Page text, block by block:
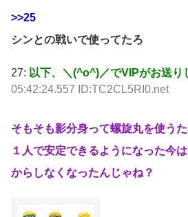
>>25
シンとの戦いで使ってたろ
27: 以下、＼(^o^)／でVIPがお送り
05:42:24.557 ID:TC2CL5RI0.net
そもそも影分身って螺旋丸を使う
１人で安定できるようになった今
からしなくなったんじゃね？